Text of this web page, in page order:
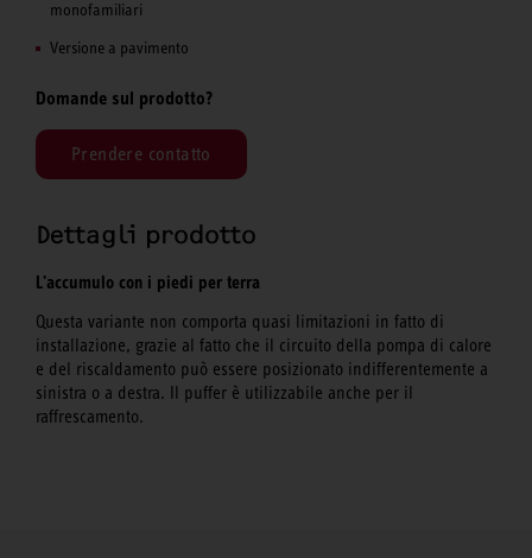
monofamiliari
Versione a pavimento
Domande sul prodotto?
Prendere contatto
Dettagli prodotto
L'accumulo con i piedi per terra
Questa variante non comporta quasi limitazioni in fatto di
installazione, grazie al fatto che il circuito della pompa di calore
e del riscaldamento può essere posizionato indifferentemente a
sinistra o a destra. Il puffer è utilizzabile anche per il
raffrescamento.